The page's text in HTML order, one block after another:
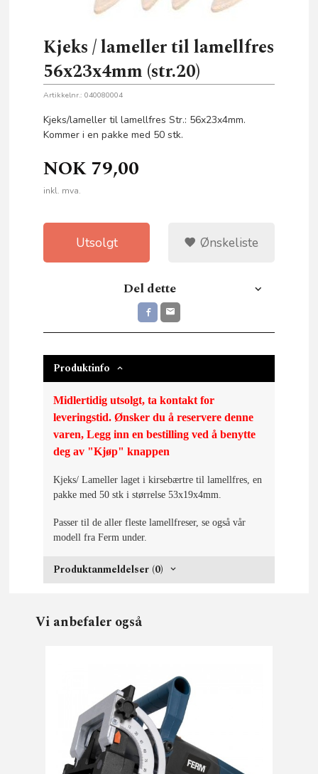
Kjeks / lameller til lamellfres
56x23x4mm (str.20)
Artikkelnr.: 040080004
Kjeks/lameller til lamellfres Str.: 56x23x4mm.
Kommer i en pakke med 50 stk.
NOK 79,00
inkl. mva.
Utsolgt Ønskeliste
Del dette
Produktinfo
Midlertidig utsolgt, ta kontakt for
leveringstid. Ønsker du å reservere denne
varen, Legg inn en bestilling ved å benytte
deg av "Kjøp" knappen
Kjeks/ Lameller laget i kirsebærtre til lamellfres, en
pakke med 50 stk i størrelse 53x19x4mm.
Passer til de aller fleste lamellfreser, se også vår
modell fra Ferm under.
Produktanmeldelser (0)
Vi anbefaler også